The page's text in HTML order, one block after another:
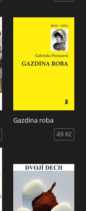
Gazdina roba
49 Kč